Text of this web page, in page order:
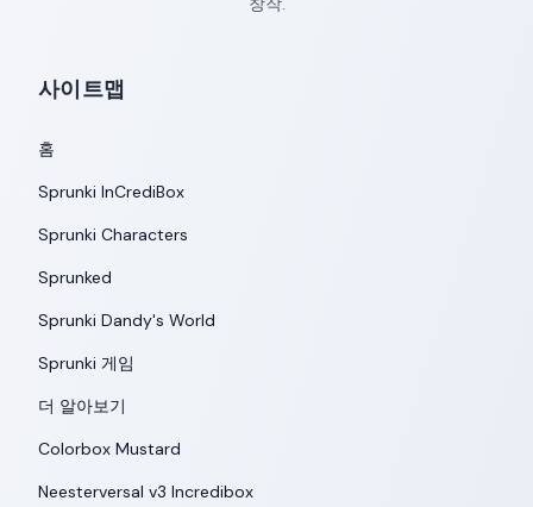
사이트맵
홈
Sprunki InCrediBox
Sprunki Characters
Sprunked
Sprunki Dandy's World
Sprunki 게임
더 알아보기
Colorbox Mustard
Neesterversal v3 Incredibox